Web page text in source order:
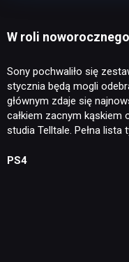
W roli
Sony pochwaliło się
stycznia będą mogli
głównym zdaje się
całkiem zacnym kąskiem
studia Telltale. Pełna lista
PS4